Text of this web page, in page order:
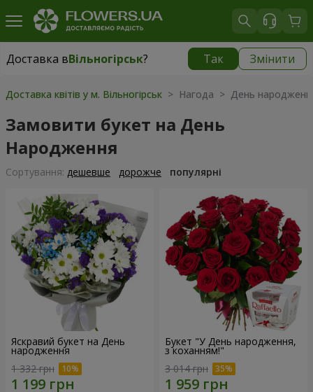
Доставка вВільногірськ? Так Змінити
Доставка вВільногірськ|
Доставка квітів у м. Вільногірськ > Нагода > День
Замовити букет на День
Народження
Сортування: дешевше дорожче популярні
Яскравий букет на День
народження
1 332 грн
Букет "У День народження,
з коханням!"
3 014 грн